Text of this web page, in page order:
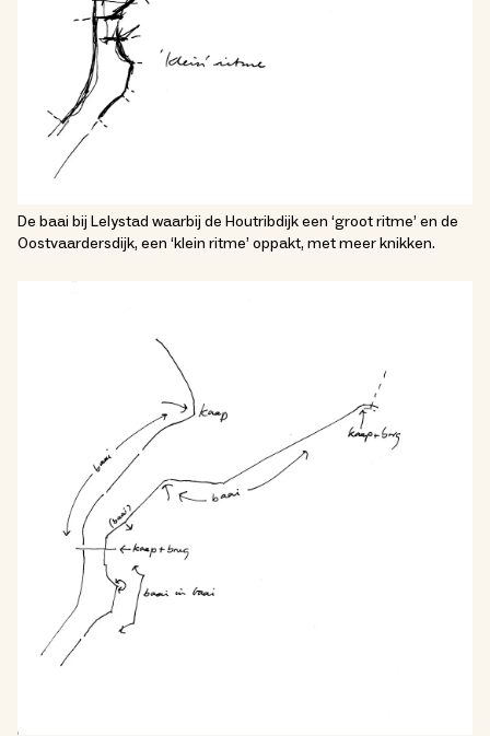
De baai bij Lelystad waarbij de Houtribdijk een ‘groot ritme’ en de
Oostvaardersdijk, een ‘klein ritme’ oppakt, met meer knikken.